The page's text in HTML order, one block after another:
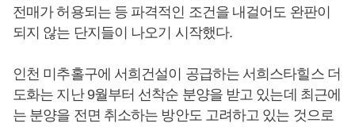
전매가 허용되는 등 파격적인 조건을 내걸어도 완판이
되지 않는 단지들이 나오기 시작했다.
인천 미추홀구에 서희건설이 공급하는 서희스타힐스 더
도화는 지난 9월부터 선착순 분양을 받고 있는데 최근에
는 분양을 전면 취소하는 방안도 고려하고 있는 것으로